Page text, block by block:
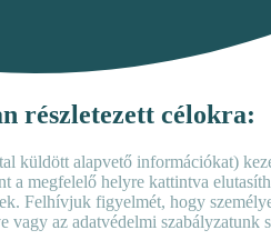
részletezett célokra:
küldött alapvető információkat)
megfelelő helyre kattintva
Felhívjuk figyelmét, hogy
az adatvédelmi szabályzatunk